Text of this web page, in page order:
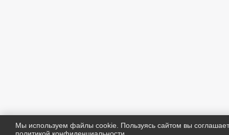
Мы используем файлы cookie. Пользуясь сайтом вы